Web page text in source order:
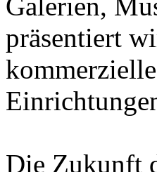
präsentiert
Die Zukunft